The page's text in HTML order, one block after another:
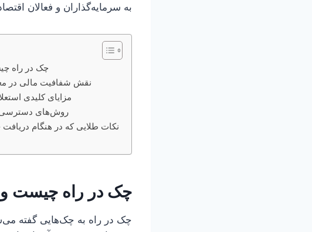
به سرمایه‌گذاران و فعالان
چک در راه
نقش شفافیت مالی در
مزایای کلیدی
روش‌های دسترسی
نکات طلایی که در هنگام دریافت
چک در راه چیست و
چک در راه به چک‌هایی گفته